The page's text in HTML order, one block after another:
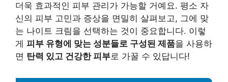
더욱 효과적인 피부 관리가 가능할 거예요. 평소 자
신의 피부 고민과 증상을 면밀히 살펴보고, 그에 맞
는 나이트 크림을 선택하는 것이 중요합니다. 이렇
게 피부 유형에 맞는 성분들로 구성된 제품을 사용하
면 탄력 있고 건강한 피부로 가꿀 수 있답니다!